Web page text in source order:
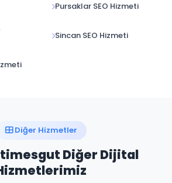
Pursaklar SEO Hizmeti
Sincan SEO Hizmeti
Diğer Hizmetler
Diğer Dijital